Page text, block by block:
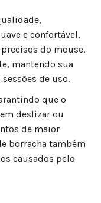
e confortável,
do mouse.
mantendo sua
de uso.
que o
deslizar ou
de maior
borracha também
causados pelo